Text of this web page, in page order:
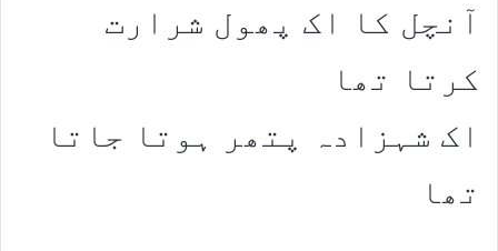
آنچل کا اک پھول شرارت
کرتا تھا
اک شہزادہ پتھر ہوتا جاتا
تھا